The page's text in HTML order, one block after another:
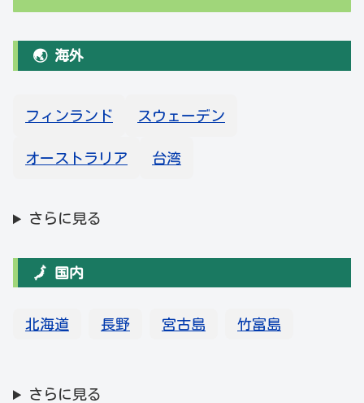
🌏 海外
フィンランド スウェーデン
オーストラリア 台湾
さらに見る
🗾 国内
北海道 長野 宮古島 竹富島
さらに見る